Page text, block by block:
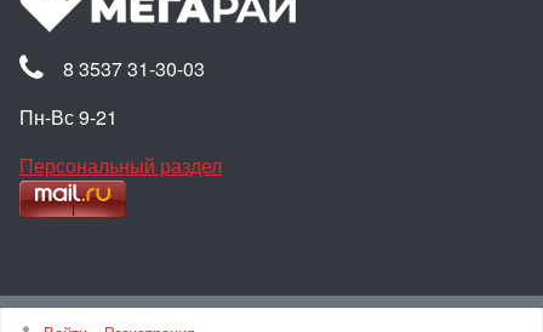
8 3537 31-30-03
Пн-Вс 9-21
Персональный раздел